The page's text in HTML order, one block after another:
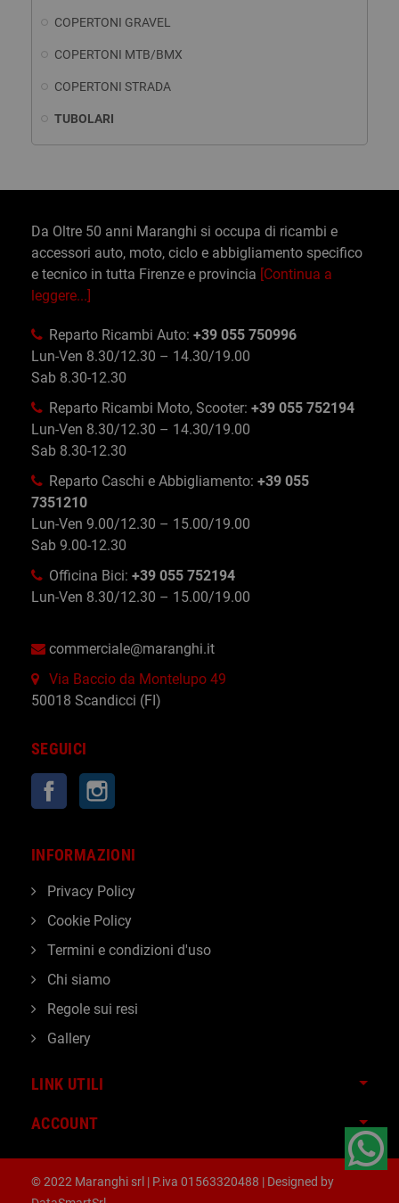
COPERTONI GRAVEL
COPERTONI MTB/BMX
COPERTONI STRADA
TUBOLARI
Da Oltre 50 anni Maranghi si occupa di ricambi e
accessori auto, moto, ciclo e abbigliamento specifico
e tecnico in tutta Firenze e provincia [Continua a
leggere...]
Reparto Ricambi Auto: +39 055 750996
Lun-Ven 8.30/12.30 – 14.30/19.00
Sab 8.30-12.30
Reparto Ricambi Moto, Scooter: +39 055 752194
Lun-Ven 8.30/12.30 – 14.30/19.00
Sab 8.30-12.30
Reparto Caschi e Abbigliamento: +39 055
7351210
Lun-Ven 9.00/12.30 – 15.00/19.00
Sab 9.00-12.30
Officina Bici: +39 055 752194
Lun-Ven 8.30/12.30 – 15.00/19.00
commerciale@maranghi.it
Via Baccio da Montelupo 49
50018 Scandicci (FI)
SEGUICI
Facebook
LINK UTILI
ACCOUNT
INFORMAZIONI
Privacy Policy
Cookie Policy
Termini e condizioni d'uso
Chi siamo
Regole sui resi
Gallery
© 2022 Maranghi srl | P.iva 01563320488 | Designed by